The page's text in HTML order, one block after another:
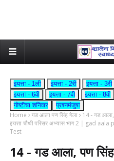
इयत्ता - 1ली इयत्ता - 2री इयत्ता - 3री
इयत्ता - 6वी
इयत्ता - 7वी इयत्ता - 8वी
गोष्टीचा शनिवार
प्रश्नमंजुषा
Home गड आला पण सिंह गेला
14 - गड आला,
इयत्ता चौथी परिसर अभ्यास भाग 2 | gad
Test
14 - गड आला, पण सिंह